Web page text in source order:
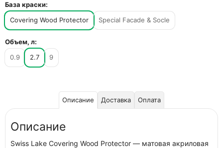
База краски:
Covering Wood Protector
Special Facade & Socle
Объем, л:
0.9
2.7 9
Описание Доставка Оплата
Описание
Swiss Lake Covering Wood Protector — матовая акриловая